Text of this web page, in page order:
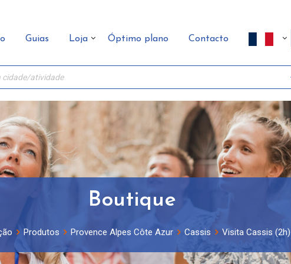
Guias Loja Óptimo plano Contacto
Boutique
Produtos Provence Alpes Côte Azur Cassis Visita Cassis (2h)